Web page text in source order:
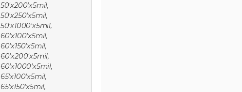
50'x200'x5mil,
50'x250'x5mil,
50'x1000'x5mil,
60'x100'x5mil,
60'x150'x5mil,
60'x200'x5mil,
60'x1000'x5mil,
65'x100'x5mil,
65'x150'x5mil,